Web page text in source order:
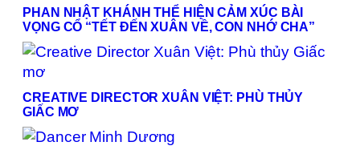
PHAN NHẬT KHÁNH THỂ HIỆN CẢM XÚC BÀI
VỌNG CỔ “TẾT ĐẾN XUÂN VỀ, CON NHỚ CHA”
CREATIVE DIRECTOR XUÂN VIỆT: PHÙ THỦY
GIẤC MƠ